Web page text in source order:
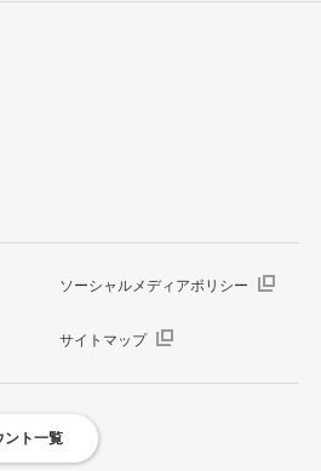
ソーシャルメディアポリシー
サイトマップ
ント一覧